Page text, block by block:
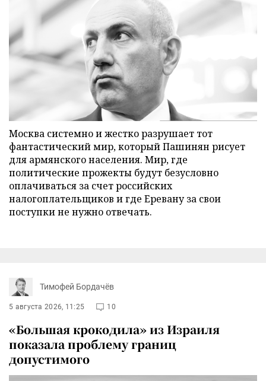
Москва системно и жестко разрушает тот
фантастический мир, который Пашинян рисует
для армянского населения. Мир, где
политические прожекты будут безусловно
оплачиваться за счет российских
налогоплательщиков и где Еревану за свои
поступки не нужно отвечать.
Тимофей Бордачёв
5 августа 2026, 11:25 10
«Большая крокодила» из Израиля
показала проблему границ
допустимого